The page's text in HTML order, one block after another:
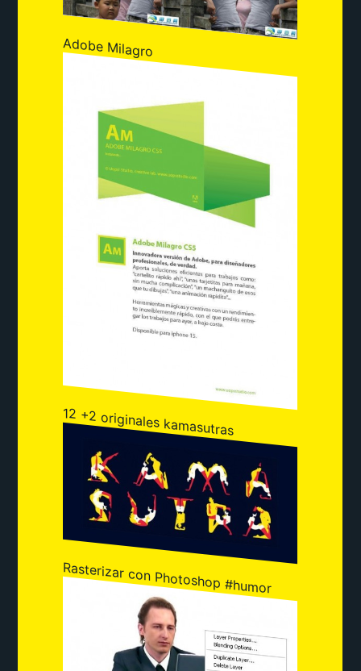
Adobe Milagro
12 +2 originales kamasutras
Rasterizar con Photoshop #humor